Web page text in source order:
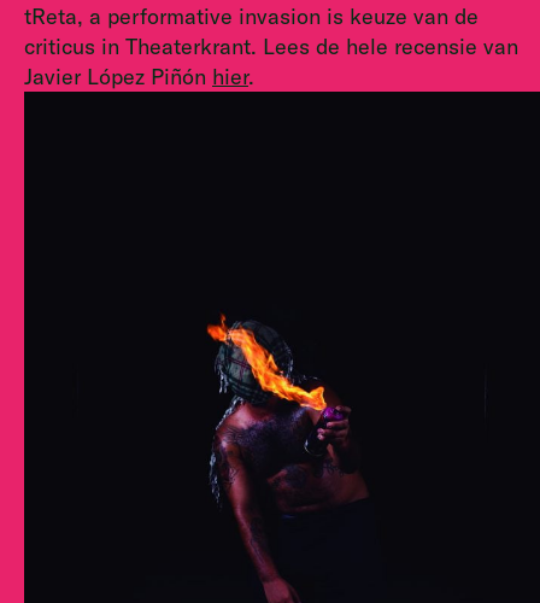
tReta, a performative invasion is keuze van de
criticus in Theaterkrant. Lees de hele recensie van
Javier López Piñón hier.